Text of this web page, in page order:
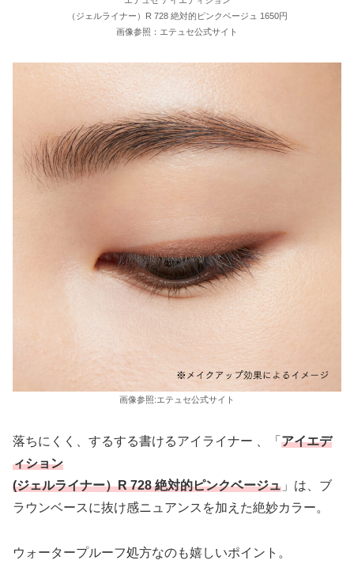
（ジェルライナー）R 728 絶対的ピンクベージュ 1650円
画像参照：エテュセ公式サイト
画像参照:エテュセ公式サイト
落ちにくく、するする書けるアイライナー 、「 アイエデ
ィション
(ジェルライナー）R 728 絶対的ピンクベージュ 」は、ブ
ラウンベースに抜け感ニュアンスを加えた絶妙カラー。
ウォータープルーフ処方なのも嬉しいポイント。